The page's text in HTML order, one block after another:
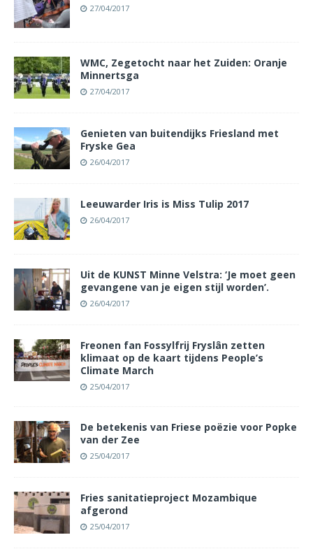
27/04/2017
WMC, Zegetocht naar het Zuiden: Oranje
Minnertsga
27/04/2017
Genieten van buitendijks Friesland met
Fryske Gea
26/04/2017
Leeuwarder Iris is Miss Tulip 2017
26/04/2017
Uit de KUNST Minne Velstra: ‘Je moet geen
gevangene van je eigen stijl worden’.
26/04/2017
Freonen fan Fossylfrij Fryslân zetten
klimaat op de kaart tijdens People’s
Climate March
25/04/2017
De betekenis van Friese poëzie voor Popke
van der Zee
25/04/2017
Fries sanitatieproject Mozambique
afgerond
25/04/2017